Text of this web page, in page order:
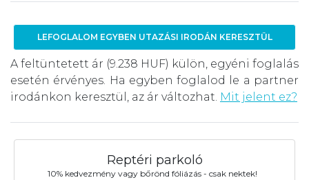
LEFOGLALOM EGYBEN UTAZÁSI IRODÁN KERESZTÜL
A feltüntetett ár (9.238 HUF) külön, egyéni foglalás
esetén érvényes. Ha egyben foglalod le a partner
irodánkon keresztül, az ár változhat. Mit jelent ez?
Reptéri parkoló
10% kedvezmény vagy bőrönd fóliázás - csak nektek!